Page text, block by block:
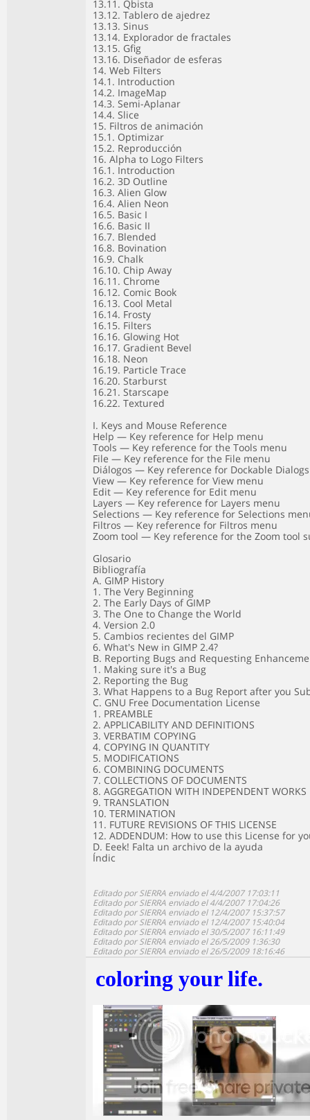
13.11. Qbista
13.12. Tablero de ajedrez
13.13. Sinus
13.14. Explorador de fractales
13.15. Gfig
13.16. Diseñador de esferas
14. Web Filters
14.1. Introduction
14.2. ImageMap
14.3. Semi-Aplanar
14.4. Slice
15. Filtros de animación
15.1. Optimizar
15.2. Reproducción
16. Alpha to Logo Filters
16.1. Introduction
16.2. 3D Outline
16.3. Alien Glow
16.4. Alien Neon
16.5. Basic I
16.6. Basic II
16.7. Blended
16.8. Bovination
16.9. Chalk
16.10. Chip Away
16.11. Chrome
16.12. Comic Book
16.13. Cool Metal
16.14. Frosty
16.15. Filters
16.16. Glowing Hot
16.17. Gradient Bevel
16.18. Neon
16.19. Particle Trace
16.20. Starburst
16.21. Starscape
16.22. Textured
I. Keys and Mouse Reference
Help — Key reference for Help menu
Tools — Key reference for the Tools menu
File — Key reference for the File menu
Diálogos — Key reference for Dockable
View — Key reference for View menu
Edit — Key reference for Edit menu
Layers — Key reference for Layers menu
Selections — Key reference for Selections
Filtros — Key reference for Filtros menu
Zoom tool — Key reference for the Zoom tool
Glosario
Bibliografía
A. GIMP History
1. The Very Beginning
2. The Early Days of GIMP
3. The One to Change the World
4. Version 2.0
5. Cambios recientes del GIMP
6. What's New in GIMP 2.4?
B. Reporting Bugs and Requesting
1. Making sure it's a Bug
2. Reporting the Bug
3. What Happens to a Bug Report after you
C. GNU Free Documentation License
1. PREAMBLE
2. APPLICABILITY AND DEFINITIONS
3. VERBATIM COPYING
4. COPYING IN QUANTITY
5. MODIFICATIONS
6. COMBINING DOCUMENTS
7. COLLECTIONS OF DOCUMENTS
8. AGGREGATION WITH INDEPENDENT WORKS
9. TRANSLATION
10. TERMINATION
11. FUTURE REVISIONS OF THIS LICENSE
12. ADDENDUM: How to use this License for
D. Eeek! Falta un archivo de la ayuda
Índic
Editado por SIERRA enviado el 4/4/2007 17:03:11
Editado por SIERRA enviado el 4/4/2007 17:04:26
Editado por SIERRA enviado el 12/4/2007 15:37:57
Editado por SIERRA enviado el 12/4/2007 15:40:04
Editado por SIERRA enviado el 30/5/2007 16:11:49
Editado por SIERRA enviado el 26/5/2009 1:36:30
Editado por SIERRA enviado el 26/5/2009 18:16:46
coloring your life.